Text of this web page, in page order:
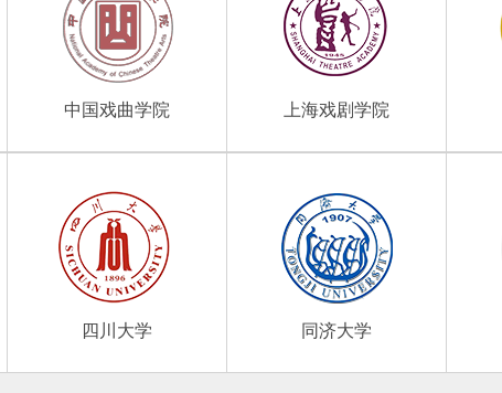
中国戏曲学院 上海戏剧学院
四川大学 同济大学